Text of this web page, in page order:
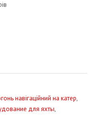
навігаційний на катер,
для яхты,